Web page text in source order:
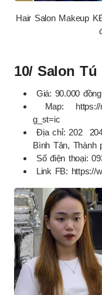
Hair Salon Makeup
10/ Salon
Giá: 90.000
Map: https://
g_st=ic
Địa chỉ: 202
Bình Tân, Thành
Số điện thoại:
Link FB: https://